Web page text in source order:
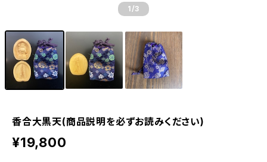
1 /3
香合大黒天(商品説明を必ずお読みください)
¥19,800